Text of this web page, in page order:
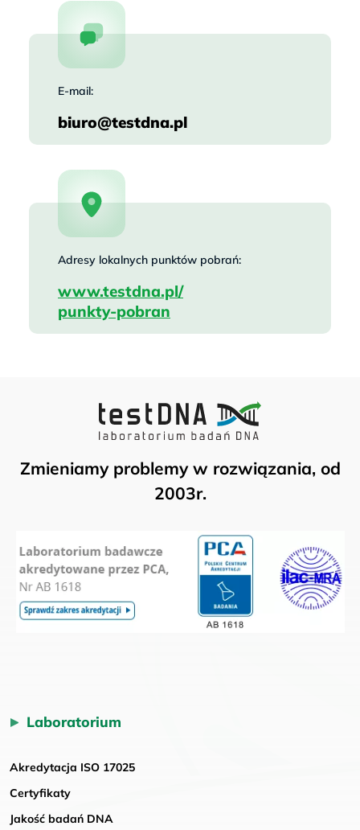
E-mail:
biuro@testdna.pl
Adresy lokalnych punktów pobrań:
www.testdna.pl/
punkty-pobran
Zmieniamy problemy w rozwiązania, od
2003r.
Laboratorium
Akredytacja ISO 17025
Certyfikaty
Jakość badań DNA